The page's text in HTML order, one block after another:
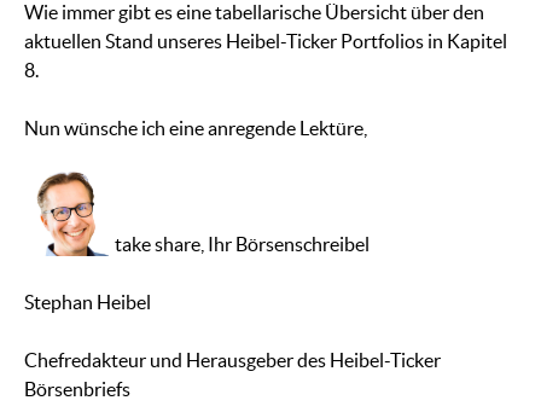
Wie immer gibt es eine tabellarische Übersicht über den
aktuellen Stand unseres Heibel-Ticker Portfolios in Kapitel
8.
Nun wünsche ich eine anregende Lektüre,
take share, Ihr Börsenschreibel
Stephan Heibel
Chefredakteur und Herausgeber des Heibel-Ticker
Börsenbriefs